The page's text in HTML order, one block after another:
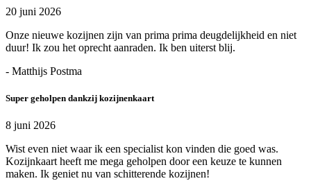
20 juni 2026
Onze nieuwe kozijnen zijn van prima prima deugdelijkheid en niet
duur! Ik zou het oprecht aanraden. Ik ben uiterst blij.
- Matthijs Postma
Super geholpen dankzij kozijnenkaart
8 juni 2026
Wist even niet waar ik een specialist kon vinden die goed was.
Kozijnkaart heeft me mega geholpen door een keuze te kunnen
maken. Ik geniet nu van schitterende kozijnen!